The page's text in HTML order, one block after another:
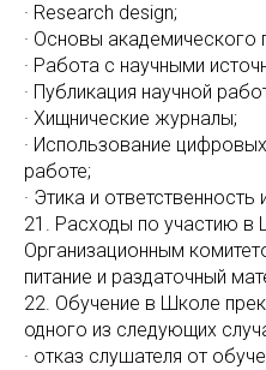
· Research design;
· Основы академического
· Работа с научными
· Публикация научной
· Хищнические журналы;
· Использование
работе;
· Этика и ответственность
21. Расходы по участию в
Организационным
питание и раздаточный
22. Обучение в Школе
одного из следующих
· отказ слушателя от